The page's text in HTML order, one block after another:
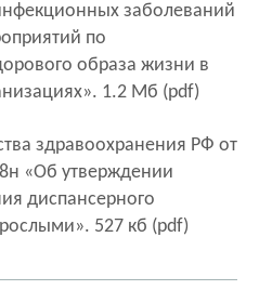
заболеваний
по
образа жизни в
1.2 Мб (pdf)
здравоохранения РФ от
«Об утверждении
диспансерного
527 кб (pdf)